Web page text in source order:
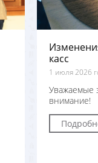
касс
1 июля 2026
Уважаемые
внимание!